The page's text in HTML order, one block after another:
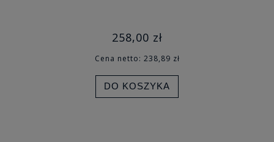
258,00 zł
Cena netto: 238,89 zł
DO KOSZYKA